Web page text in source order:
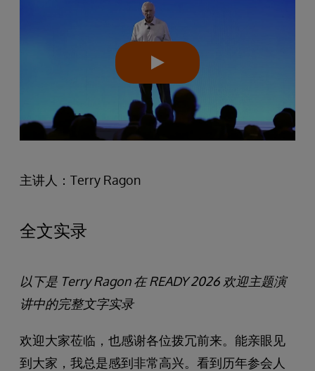
主讲人：Terry Ragon
全文实录
以下是 Terry Ragon 在 READY 2026 欢迎主题演
讲中的完整文字实录
欢迎大家莅临，也感谢各位拨冗前来。能亲眼见
到大家，我总是感到非常高兴。看到历年参会人